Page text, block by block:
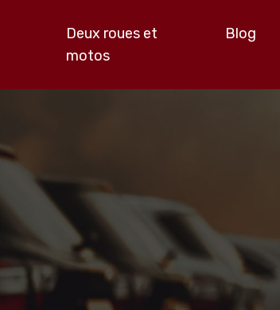
Deux roues et
motos
Blog